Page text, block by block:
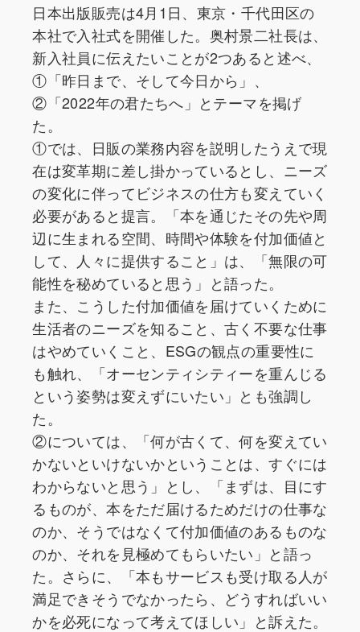
日本出版販売は4月1日、東京・千代田区の
本社で入社式を開催した。奥村景二社長は、
新入社員に伝えたいことが2つあると述べ、
①「昨日まで、そして今日から」、
②「2022年の君たちへ」とテーマを掲げ
た。
①では、日販の業務内容を説明したうえで現
在は変革期に差し掛かっているとし、ニーズ
の変化に伴ってビジネスの仕方も変えていく
必要があると提言。「本を通じたその先や周
辺に生まれる空間、時間や体験を付加価値と
して、人々に提供すること」は、「無限の可
能性を秘めていると思う」と語った。
また、こうした付加価値を届けていくために
生活者のニーズを知ること、古く不要な仕事
はやめていくこと、ESGの観点の重要性に
も触れ、「オーセンティシティーを重んじる
という姿勢は変えずにいたい」とも強調し
た。
②については、「何が古くて、何を変えてい
かないといけないかということは、すぐには
わからないと思う」とし、「まずは、目にす
るものが、本をただ届けるためだけの仕事な
のか、そうではなくて付加価値のあるものな
のか、それを見極めてもらいたい」と語っ
た。さらに、「本もサービスも受け取る人が
満足できそうでなかったら、どうすればいい
かを必死になって考えてほしい」と訴えた。